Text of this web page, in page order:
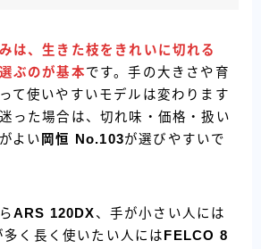
は、生きた枝をきれいに切れる
ぶのが基本です。手の大きさや育
て使いやすいモデルは変わります
った場合は、切れ味・価格・扱い
よい 岡恒 No.103が選びやすいで
ARS 120DX、手が小さい人には
多く長く使いたい人には FELCO 8